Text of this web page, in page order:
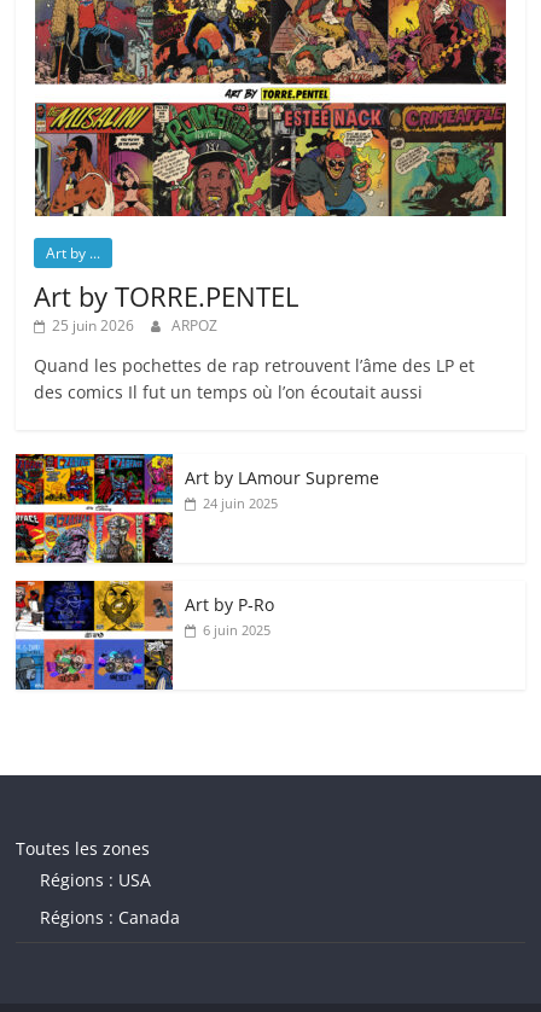
Art by ...
Art by TORRE.PENTEL
25 juin 2026 ARPOZ
Quand les pochettes de rap retrouvent l’âme des LP et
des comics Il fut un temps où l’on écoutait aussi
Art by LAmour Supreme
24 juin 2025
Art by P‑Ro
6 juin 2025
Toutes les zones
Régions : USA
Régions : Canada